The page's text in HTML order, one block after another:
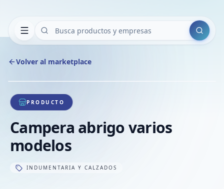
Buscar
Volver al marketplace
1/1
PRODUCTO
Campera abrigo varios
modelos
INDUMENTARIA Y CALZADOS